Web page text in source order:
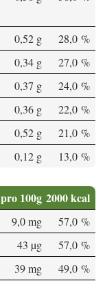
0,52 g
28,0 %
0,34 g
27,0 %
0,37 g
24,0 %
0,36 g
22,0 %
0,52 g
21,0 %
0,12 g 13,0 %
pro 100g 2000 kcal
9,0 mg
57,0 %
43 µg
57,0 %
39 mg
49,0 %